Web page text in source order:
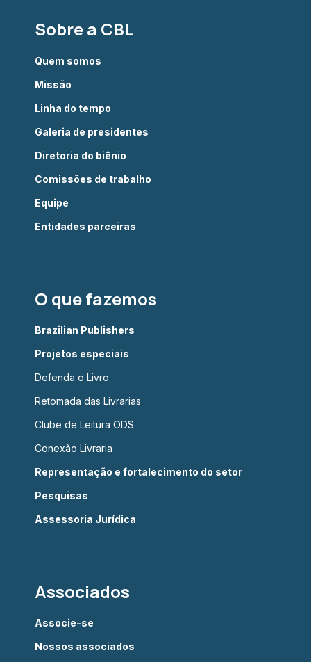
Sobre a CBL
Quem somos
Missão
Linha do tempo
Galeria de presidentes
Diretoria do biênio
Comissões de trabalho
Equipe
Entidades parceiras
O que fazemos
Brazilian Publishers
Projetos especiais
Defenda o Livro
Retomada das Livrarias
Clube de Leitura ODS
Conexão Livraria
Representação e fortalecimento do setor
Pesquisas
Assessoria Jurídica
Associados
Associe-se
Nossos associados